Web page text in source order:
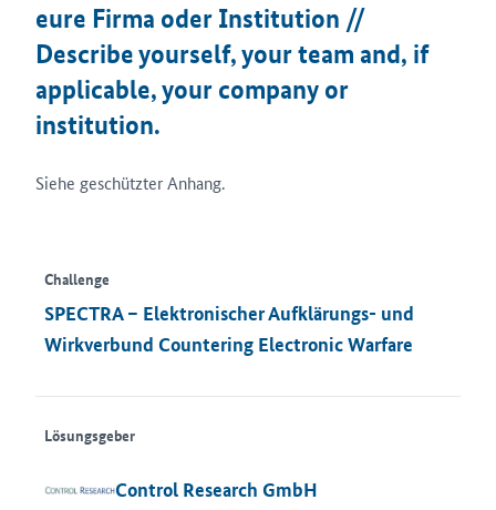
eure Firma oder Institution //
Describe yourself, your team and, if
applicable, your company or
institution.
Siehe geschützter Anhang.
Challenge
SPECTRA – Elektronischer Aufklärungs- und
Wirkverbund Countering Electronic Warfare
Lösungsgeber
Control Research GmbH